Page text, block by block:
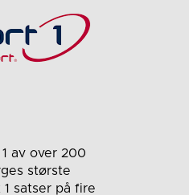
av over 200
største
satser på fire